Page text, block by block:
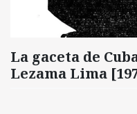
La gaceta de
Lezama Lima